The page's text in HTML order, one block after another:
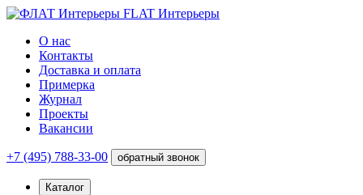
FLAT Интерьеры
О нас
Контакты
Доставка и оплата
Примерка
Журнал
Проекты
Вакансии
+7 (495) 788-33-00 обратный звонок
Каталог